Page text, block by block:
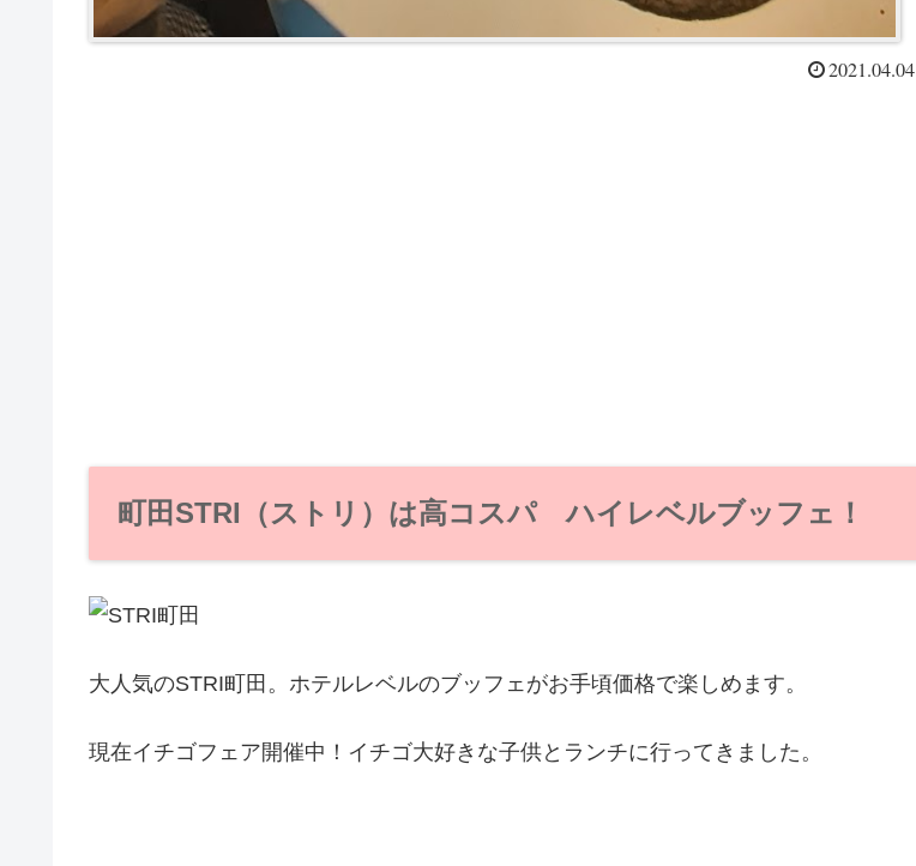
2021.04.04
町田STRI（ストリ）は高コスパ ハイレベルブッフェ！
大人気のSTRI町田。ホテルレベルのブッフェがお手頃価格で楽しめます。
現在イチゴフェア開催中！イチゴ大好きな子供とランチに行ってきました。